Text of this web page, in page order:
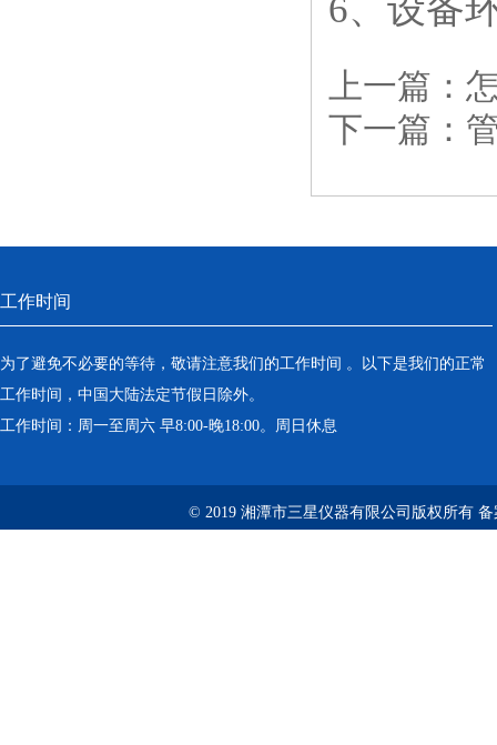
6、设备
上一篇：
下一篇：
工作时间
为了避免不必要的等待，敬请注意我们的工作时间 。以下是我们的正常
工作时间，中国大陆法定节假日除外。
工作时间：周一至周六 早8:00-晚18:00。周日休息
© 2019 湘潭市三星仪器有限公司版权所有 备